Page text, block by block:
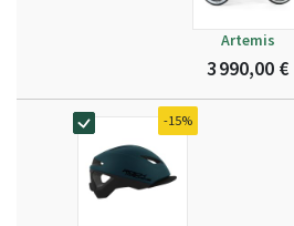
Artemis
3 990,00 €
-15%